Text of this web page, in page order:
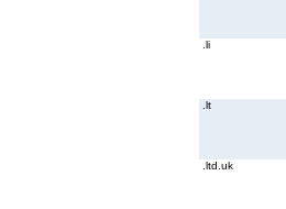
.li
.lt
.ltd.uk